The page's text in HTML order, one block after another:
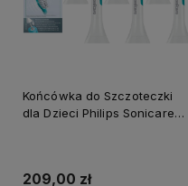
Końcówka do Szczoteczki
dla Dzieci Philips Sonicare
209,00 zł